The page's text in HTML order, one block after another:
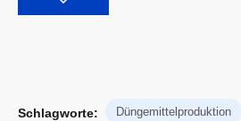
Schlagworte: Düngemittelproduktion